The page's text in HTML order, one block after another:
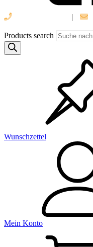
|
Products search
Wunschzettel
Mein Konto